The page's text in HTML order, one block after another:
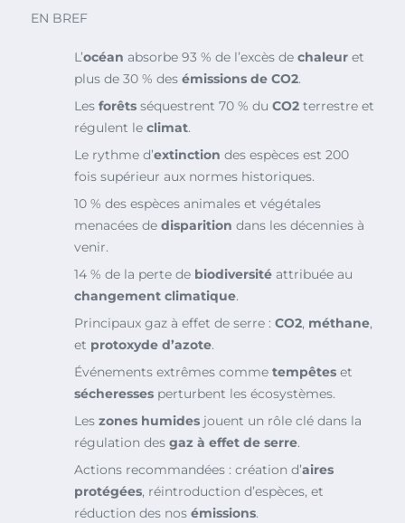
EN BREF
L’océan absorbe 93 % de l’excès de chaleur et
plus de 30 % des émissions de CO2.
Les forêts séquestrent 70 % du CO2 terrestre et
régulent le climat.
Le rythme d’extinction des espèces est 200
fois supérieur aux normes historiques.
10 % des espèces animales et végétales
menacées de disparition dans les décennies à
venir.
14 % de la perte de biodiversité attribuée au
changement climatique.
Principaux gaz à effet de serre : CO2, méthane,
et protoxyde d’azote.
Événements extrêmes comme tempêtes et
sécheresses perturbent les écosystèmes.
Les zones humides jouent un rôle clé dans la
régulation des gaz à effet de serre.
Actions recommandées : création d’aires
protégées, réintroduction d’espèces, et
réduction des nos émissions.